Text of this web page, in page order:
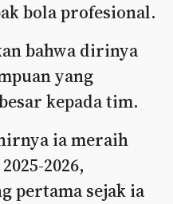
bola profesional.
bahwa dirinya
yang
kepada tim.
ia meraih
2026,
pertama sejak ia